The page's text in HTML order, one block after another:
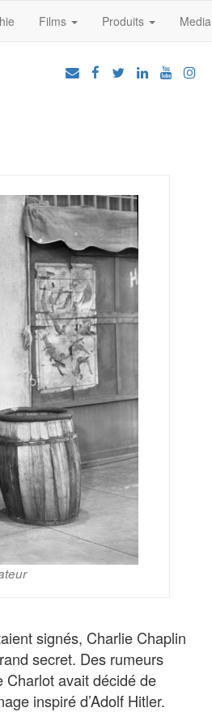
Films Produits Media
signés, Charlie Chaplin
secret. Des rumeurs
Charlot avait décidé de
inspiré d’Adolf Hitler.